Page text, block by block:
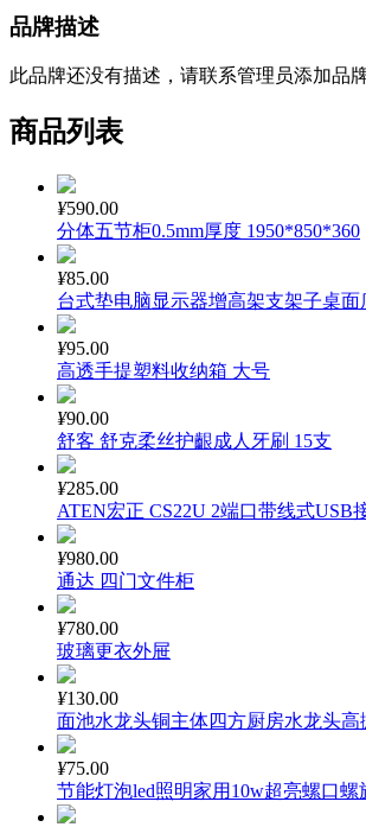
品牌描述
此品牌还没有描述，请联系管理员添加品
商品列表
¥590.00
分体五节柜0.5mm厚度 1950*850*360
¥85.00
台式垫电脑显示器增高架支架子桌
¥95.00
高透手提塑料收纳箱 大号
¥90.00
舒客 舒克柔丝护齦成人牙刷 15支
¥285.00
ATEN宏正 CS22U 2端口带线式
¥980.00
通达 四门文件柜
¥780.00
玻璃更衣外屉
¥130.00
面池水龙头铜主体四方厨房水龙头
¥75.00
节能灯泡led照明家用10w超亮螺口螺